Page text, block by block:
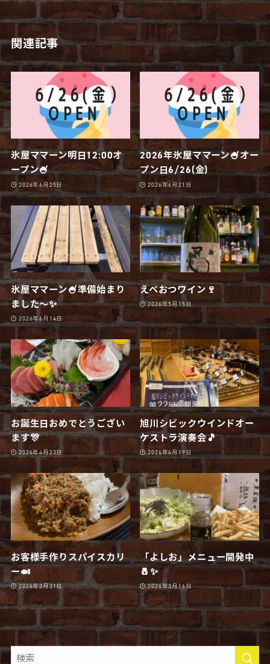
関連記事
氷屋ママーン明日12:00オ
ープン🍧
2026年6月25日
2026年氷屋ママーン🍧オー
プン日6/26(金)
2026年6月21日
氷屋ママーン🍧準備始まり
ました〜✨
2026年6月14日
えべおつワイン🍷
2026年5月15日
お誕生日おめでとうござい
ます🎊
2026年4月23日
旭川シビックウインドオー
ケストラ演奏会🎵
2026年4月19日
お客様手作りスパイスカリ
ー🍛
2026年3月31日
「よしお」メニュー開発中
🧂✨
2026年3月16日